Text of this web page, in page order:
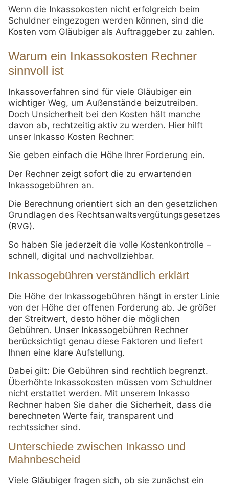
Wenn die Inkassokosten nicht erfolgreich beim
Schuldner eingezogen werden können, sind die
Kosten vom Gläubiger als Auftraggeber zu zahlen.
Warum ein Inkassokosten Rechner
sinnvoll ist
Inkassoverfahren sind für viele Gläubiger ein
wichtiger Weg, um Außenstände beizutreiben.
Doch Unsicherheit bei den Kosten hält manche
davon ab, rechtzeitig aktiv zu werden. Hier hilft
unser Inkasso Kosten Rechner:
Sie geben einfach die Höhe Ihrer Forderung ein.
Der Rechner zeigt sofort die zu erwartenden
Inkassogebühren an.
Die Berechnung orientiert sich an den gesetzlichen
Grundlagen des Rechtsanwaltsvergütungsgesetzes
(RVG).
So haben Sie jederzeit die volle Kostenkontrolle –
schnell, digital und nachvollziehbar.
Inkassogebühren verständlich erklärt
Die Höhe der Inkassogebühren hängt in erster Linie
von der Höhe der offenen Forderung ab. Je größer
der Streitwert, desto höher die möglichen
Gebühren. Unser Inkassogebühren Rechner
berücksichtigt genau diese Faktoren und liefert
Ihnen eine klare Aufstellung.
Dabei gilt: Die Gebühren sind rechtlich begrenzt.
Überhöhte Inkassokosten müssen vom Schuldner
nicht erstattet werden. Mit unserem Inkasso
Rechner haben Sie daher die Sicherheit, dass die
berechneten Werte fair, transparent und
rechtssicher sind.
Unterschiede zwischen Inkasso und
Mahnbescheid
Viele Gläubiger fragen sich, ob sie zunächst ein